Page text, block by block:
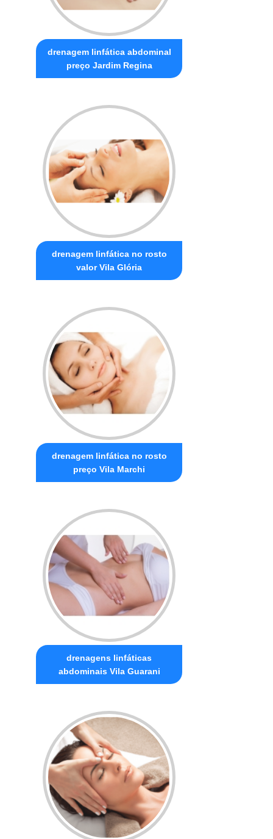
drenagem linfática abdominal
preço Jardim Regina
drenagem linfática no rosto
valor Vila Glória
drenagem linfática no rosto
preço Vila Marchi
drenagens linfáticas
abdominais Vila Guarani